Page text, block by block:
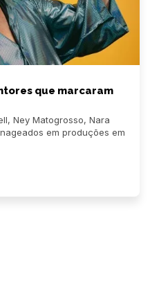
que marcaram
Ney Matogrosso, Nara
em produções em